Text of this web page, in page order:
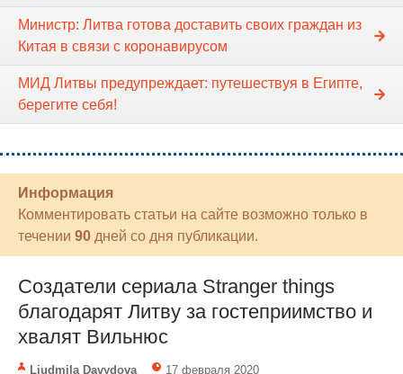
Министр: Литва готова доставить своих граждан из
Китая в связи с коронавирусом
МИД Литвы предупреждает: путешествуя в Египте,
берегите себя!
Информация
Комментировать статьи на сайте возможно только в
течении 90 дней со дня публикации.
Создатели сериала Stranger things
благодарят Литву за гостеприимство и
хвалят Вильнюс
Liudmila Davydova 17 февраля 2020